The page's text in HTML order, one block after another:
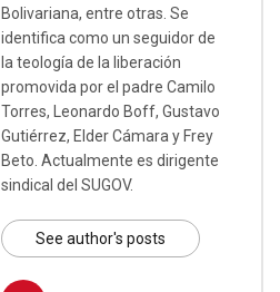
Bolivariana, entre otras. Se
identifica como un seguidor de
la teología de la liberación
promovida por el padre Camilo
Torres, Leonardo Boff, Gustavo
Gutiérrez, Elder Cámara y Frey
Beto. Actualmente es dirigente
sindical del SUGOV.
See author's posts